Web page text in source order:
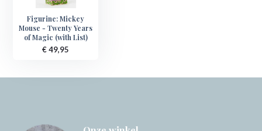
Figurine: Mickey
Mouse - Twenty Years
of Magic (with List)
€ 49,95